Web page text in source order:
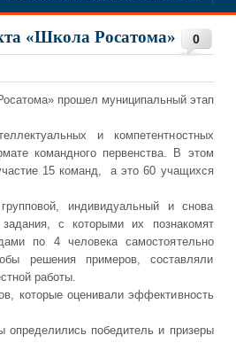
0
«Школа Росатома»
прошел муниципальный этап
и компетентностных
командного первенства. В этом
15 команд, а это 60 учащихся
индивидуальный и снова
с которыми их познакомят
по 4 человека самостоятельно
решения примеров, составляли
работы.
которые оценивали эффективность
определились победитель и призеры